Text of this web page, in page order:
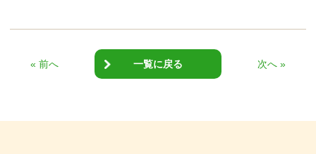
« 前へ 一覧に戻る 次へ »